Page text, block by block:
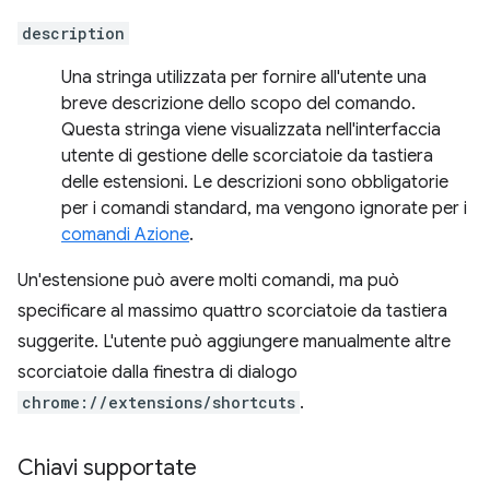
description
Una stringa utilizzata per fornire all'utente una
breve descrizione dello scopo del comando.
Questa stringa viene visualizzata nell'interfaccia
utente di gestione delle scorciatoie da tastiera
delle estensioni. Le descrizioni sono obbligatorie
per i comandi standard, ma vengono ignorate per i
comandi Azione.
Un'estensione può avere molti comandi, ma può
specificare al massimo quattro scorciatoie da tastiera
suggerite. L'utente può aggiungere manualmente altre
scorciatoie dalla finestra di dialogo
chrome://extensions/shortcuts .
Chiavi supportate